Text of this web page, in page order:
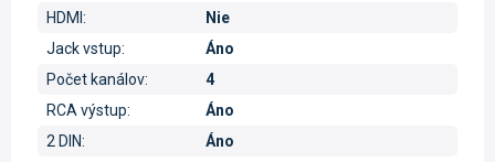
HDMI :
Nie
Jack vstup:
Áno
Počet kanálov:
4
RCA výstup:
Áno
2 DIN:
Áno